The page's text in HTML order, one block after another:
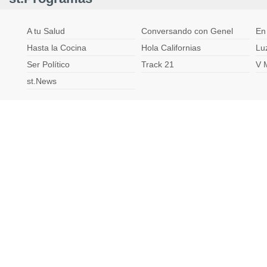
A tu Salud Conversando con Genel
Hasta la Cocina
Hola Californias
Ser Político
Track 21
V
st.News